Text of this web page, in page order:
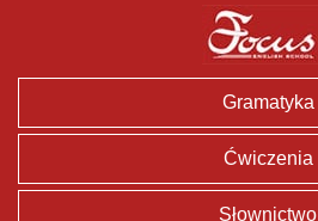
Gramatyka
Ćwiczenia
Słownictwo